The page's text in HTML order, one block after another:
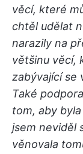
věcí, které
chtěl udělat
narazily na
většinu věcí,
zabývající se
Také
tom, aby
jsem neviděl
věnovala